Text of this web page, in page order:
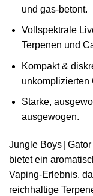
und gas‑betont.
Vollspektrale
Terpenen und
Kompakt &
unkomplizierten
Starke,
ausgewogen.
Jungle Boys |
bietet ein
Vaping‑Erlebnis,
reichhaltige